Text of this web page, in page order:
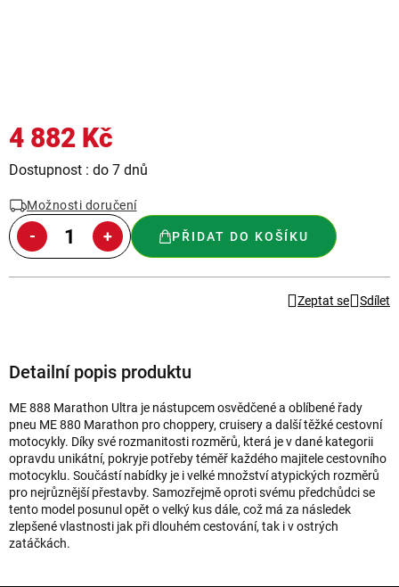
4 882 Kč
Měrná
Dostupnost : do 7 dnů
Možnosti doručení
PŘIDAT DO KOŠÍKU
Zeptat se Sdílet
Detailní popis produktu
ME 888 Marathon Ultra je nástupcem osvědčené a oblíbené řady
pneu ME 880 Marathon pro choppery, cruisery a další těžké cestovní
motocykly. Díky své rozmanitosti rozměrů, která je v dané kategorii
opravdu unikátní, pokryje potřeby téměř každého majitele cestovního
motocyklu. Součástí nabídky je i velké množství atypických rozměrů
pro nejrůznější přestavby. Samozřejmě oproti svému předchůdci se
tento model posunul opět o velký kus dále, což má za následek
zlepšené vlastnosti jak při dlouhém cestování, tak i v ostrých
zatáčkách.